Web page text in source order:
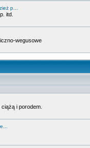
p...
itd.
wegusowe
i porodem.